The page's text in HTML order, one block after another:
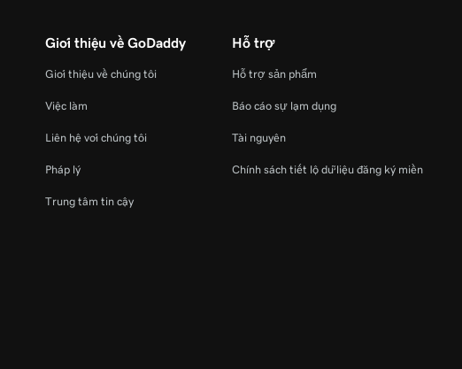
Giới thiệu về GoDaddy
Giới thiệu về chúng tôi
Việc làm
Liên hệ với chúng tôi
Pháp lý
Trung tâm tin cậy
Hỗ trợ
Hỗ trợ sản phẩm
Báo cáo sự lạm dụng
Tài nguyên
Chính sách tiết lộ dữ liệu đăng ký miền